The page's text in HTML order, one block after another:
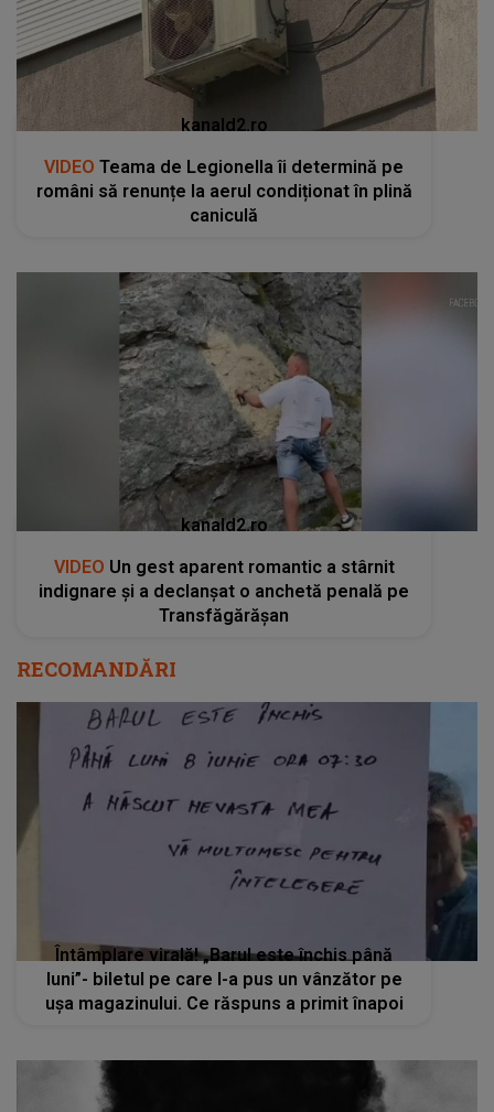
kanald2.ro
VIDEO Teama de Legionella îi determină pe
români să renunțe la aerul condiționat în plină
caniculă
kanald2.ro
VIDEO Un gest aparent romantic a stârnit
indignare și a declanșat o anchetă penală pe
Transfăgărășan
RECOMANDĂRI
Întâmplare virală! „Barul este închis până
luni”- biletul pe care l-a pus un vânzător pe
ușa magazinului. Ce răspuns a primit înapoi